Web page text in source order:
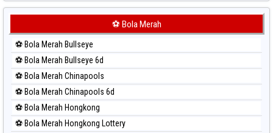
Paito Harian Sydney Lottery
Paito Harian Sydney Lottery 6d
Paito Harian Sydney Lotto
Paito Harian Sydney Pools 6d
Paito Harian Taipei
Paito Harian Taiwan
⚽ Bola Merah
⚽ Bola Merah Bullseye
⚽ Bola Merah Bullseye 6d
⚽ Bola Merah Chinapools
⚽ Bola Merah Chinapools 6d
⚽ Bola Merah Hongkong
⚽ Bola Merah Hongkong Lottery